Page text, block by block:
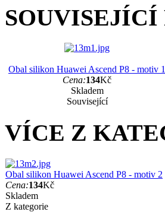
Obal silikon Huawei Ascend P8 - motiv 1
Cena:134Kč
Skladem
Související
VÍCE Z
Obal silikon Huawei Ascend P8 - motiv 2
Cena:134Kč
Skladem
Z kategorie